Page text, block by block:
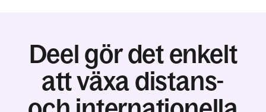
Deel gör det enkelt
att växa distans-